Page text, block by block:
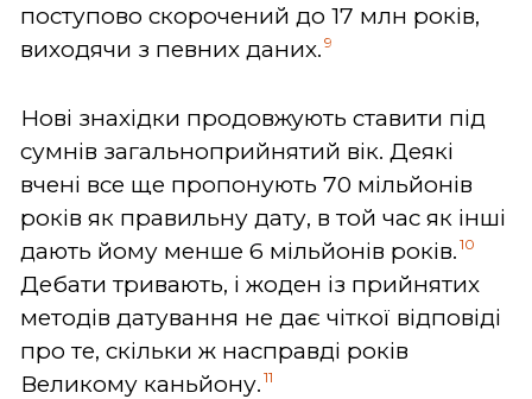
поступово скорочений до 17 млн років,
виходячи з певних даних. 9
Нові знахідки продовжують ставити під
сумнів загальноприйнятий вік. Деякі
вчені все ще пропонують 70 мільйонів
років як правильну дату, в той час як інші
дають йому менше 6 мільйонів років. 10
Дебати тривають, і жоден із прийнятих
методів датування не дає чіткої відповіді
про те, скільки ж насправді років
Великому каньйону. 11